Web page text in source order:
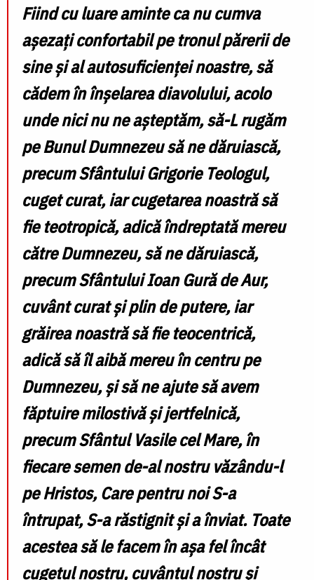
Fiind cu luare aminte ca nu cumva
așezați confortabil pe tronul părerii de
sine și al autosuficienței noastre, să
cădem în înșelarea diavolului, acolo
unde nici nu ne așteptăm, să-L rugăm
pe Bunul Dumnezeu să ne dăruiască,
precum Sfântului Grigorie Teologul,
cuget curat, iar cugetarea noastră să
fie teotropică, adică îndreptată mereu
către Dumnezeu, să ne dăruiască,
precum Sfântului Ioan Gură de Aur,
cuvânt curat și plin de putere, iar
grăirea noastră să fie teocentrică,
adică să îl aibă mereu în centru pe
Dumnezeu, și să ne ajute să avem
făptuire milostivă și jertfelnică,
precum Sfântul Vasile cel Mare, în
fiecare semen de-al nostru văzându-l
pe Hristos, Care pentru noi S-a
întrupat, S-a răstignit și a înviat. Toate
acestea să le facem în așa fel încât
cugetul nostru, cuvântul nostru și